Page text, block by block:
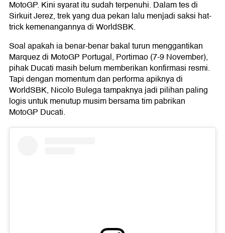
MotoGP. Kini syarat itu sudah terpenuhi. Dalam tes di
Sirkuit Jerez, trek yang dua pekan lalu menjadi saksi hat-
trick kemenangannya di WorldSBK.
Soal apakah ia benar-benar bakal turun menggantikan
Marquez di MotoGP Portugal, Portimao (7-9 November),
pihak Ducati masih belum memberikan konfirmasi resmi.
Tapi dengan momentum dan performa apiknya di
WorldSBK, Nicolo Bulega tampaknya jadi pilihan paling
logis untuk menutup musim bersama tim pabrikan
MotoGP Ducati.